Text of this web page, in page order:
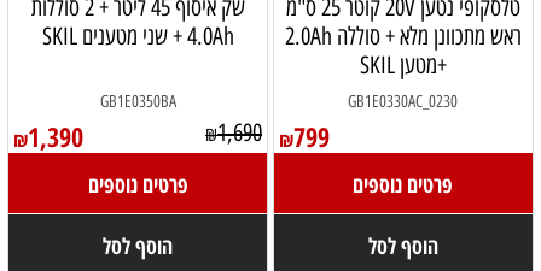
טלסקופי נטען 20V קוטר 25 ס"מ
ראש מתכוונן מלא + סוללה 2.0Ah
+מטען SKIL
GB1E0330AC_0230
₪799
פרטים נוספים
הוסף לסל
שק איסוף 45 ליטר + 2 סוללות
4.0Ah + שני מטענים SKIL
GB1E0350BA
₪1,690
₪1,390
פרטים נוספים
הוסף לסל